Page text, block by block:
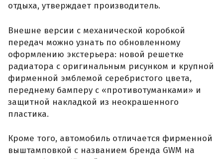
отдыха, утверждает производитель.
Внешне версии с механической коробкой
передач можно узнать по обновленному
оформлению экстерьера: новой решетке
радиатора с оригинальным рисунком и крупной
фирменной эмблемой серебристого цвета,
переднему бамперу с «противотуманками» и
защитной накладкой из неокрашенного
пластика.
Кроме того, автомобиль отличается фирменной
выштамповкой с названием бренда GWM на